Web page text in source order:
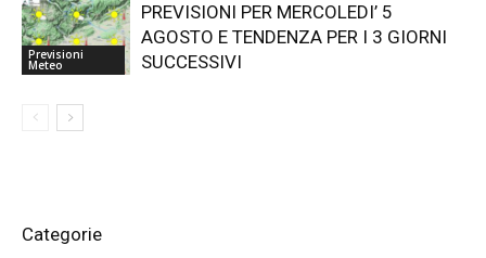
Previsioni
Meteo
PREVISIONI PER MERCOLEDI’ 5
AGOSTO E TENDENZA PER I 3 GIORNI
SUCCESSIVI
Categorie